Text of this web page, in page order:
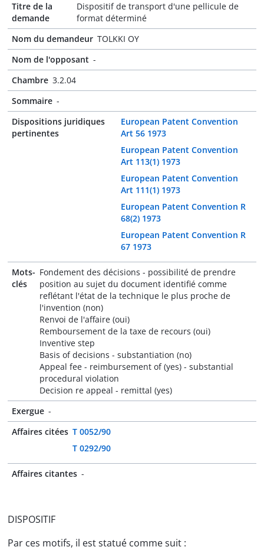
Titre de la
demande
Dispositif de transport d'une pellicule de
format déterminé
Nom du demandeur TOLKKI OY
Nom de l'opposant -
Chambre 3.2.04
Sommaire -
Dispositions juridiques
pertinentes
European Patent Convention
Art 56 1973
European Patent Convention
Art 113(1) 1973
European Patent Convention
Art 111(1) 1973
European Patent Convention R
68(2) 1973
European Patent Convention R
67 1973
Mots-
clés
Fondement des décisions - possibilité de prendre
position au sujet du document identifié comme
reflétant l'état de la technique le plus proche de
l'invention (non)
Renvoi de l'affaire (oui)
Remboursement de la taxe de recours (oui)
Inventive step
Basis of decisions - substantiation (no)
Appeal fee - reimbursement of (yes) - substantial
procedural violation
Decision re appeal - remittal (yes)
Exergue -
Affaires citées T 0052/90
T 0292/90
Affaires citantes -
DISPOSITIF
Par ces motifs, il est statué comme suit :